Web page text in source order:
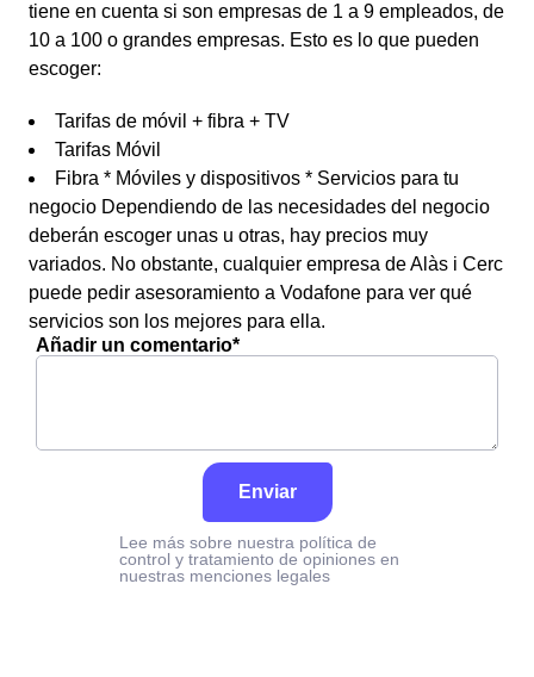
tiene en cuenta si son empresas de 1 a 9 empleados, de
10 a 100 o grandes empresas. Esto es lo que pueden
escoger:
Tarifas de móvil + fibra + TV
Tarifas Móvil
Fibra * Móviles y dispositivos * Servicios para tu
negocio Dependiendo de las necesidades del negocio
deberán escoger unas u otras, hay precios muy
variados. No obstante, cualquier empresa de Alàs i Cerc
puede pedir asesoramiento a Vodafone para ver qué
servicios son los mejores para ella.
Añadir un comentario*
Enviar
Lee más sobre nuestra política de
control y tratamiento de opiniones en
nuestras menciones legales